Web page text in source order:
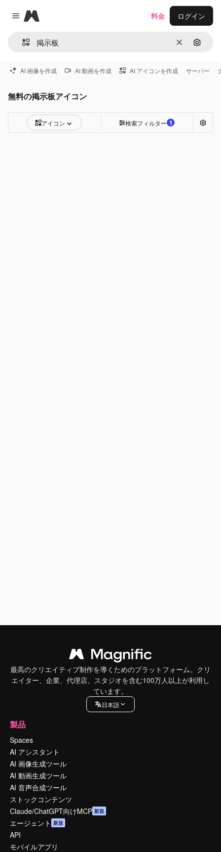
Close menu
Magnific
消去 画像で
料金 ログイン
AI 画像を作成 AI 動画を作成 AI アイコンを作成 サーバー
無料の掲示板アイコン
アイコン 検索フィルター 1
最高のクリエイティブ制作を導くためのプラットフォーム。クリ
エイター、企業、代理店、スタジオを含む100万人以上が利用し
ています。
日本語
製品
Spaces
AI アシスタント
AI 画像生成ツール
AI 動画生成ツール
AI 音声合成ツール
ストックコンテンツ
Claude/ChatGPT向けMCP 新規
エージェント 新規
API
モバイルアプリ